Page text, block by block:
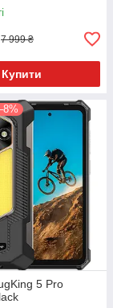
7 999 ₴
Купити
5 Pro